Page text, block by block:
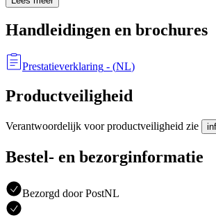
Handleidingen en brochures
Prestatieverklaring - (NL)
Productveiligheid
Verantwoordelijk voor productveiligheid zie
Bestel- en bezorginformatie
Bezorgd door PostNL